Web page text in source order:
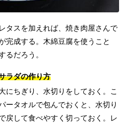
タスを加えれば、焼き肉屋さんで
完成する。木綿豆腐を使うこと
るだろう。
ラダの作り方
にちぎり、水切りをしておく。こ
ータオルで包んでおくと、水切り
戻して食べやすく切っておく。レ